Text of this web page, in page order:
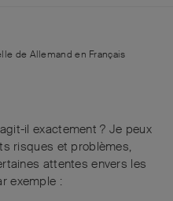
de Allemand en Français
il exactement ? Je peux
risques et problèmes,
attentes envers les
exemple :